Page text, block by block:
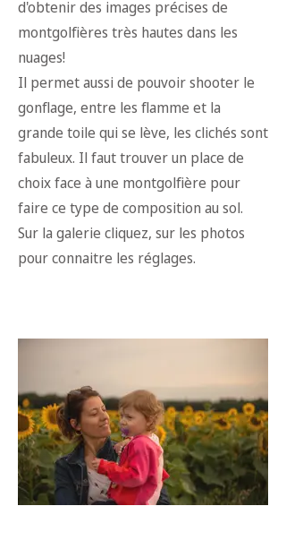
d'obtenir des images précises de
montgolfières très hautes dans les
nuages!
Il permet aussi de pouvoir shooter le
gonflage, entre les flamme et la
grande toile qui se lève, les clichés sont
fabuleux. Il faut trouver un place de
choix face à une montgolfière pour
faire ce type de composition au sol.
Sur la galerie cliquez, sur les photos
pour connaitre les réglages.